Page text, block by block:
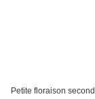
Petite floraison